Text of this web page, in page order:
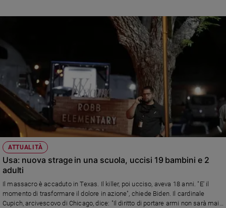
ATTUALITÀ
Usa: nuova strage in una scuola, uccisi 19 bambini e 2
adulti
Il massacro è accaduto in Texas. Il killer, poi ucciso, aveva 18 anni. "E' il
momento di trasformare il dolore in azione", chiede Biden. Il cardinale
Cupich, arcivescovo di Chicago, dice: "Il diritto di portare armi non sarà mai